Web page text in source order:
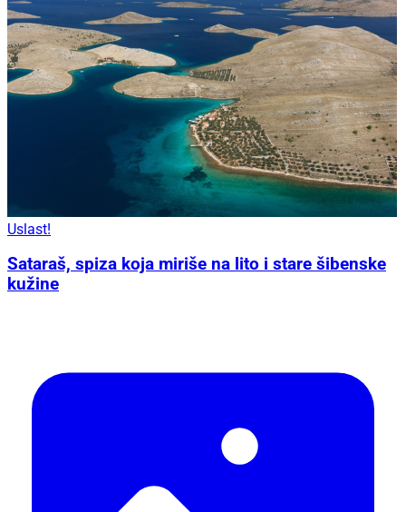
Uslast!
Sataraš, spiza koja miriše na lito i stare šibenske
kužine